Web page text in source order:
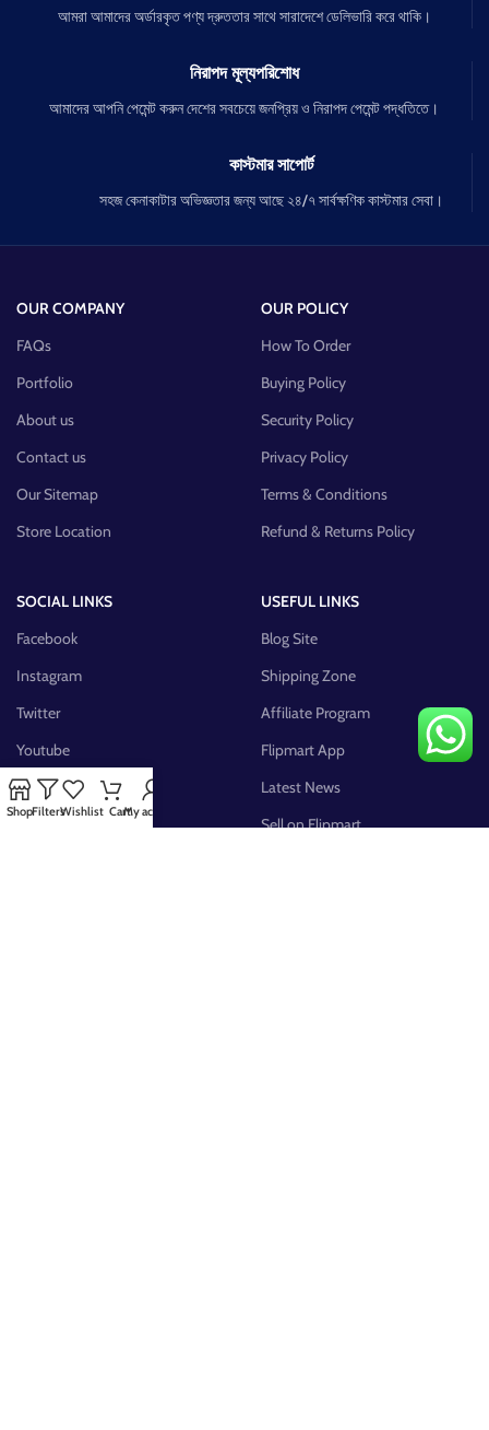
আমরা আমাদের অর্ডারকৃত পণ্য দ্রুততার সাথে সারাদেশে ডেলিভারি করে থাকি।
নিরাপদ মূল্যপরিশোধ
আমাদের আপনি পেমেন্ট করুন দেশের সবচেয়ে জনপ্রিয় ও নিরাপদ পেমেন্ট পদ্ধতিতে।
কাস্টমার সাপোর্ট
সহজ কেনাকাটার অভিজ্ঞতার জন্য আছে ২৪/৭ সার্বক্ষণিক কাস্টমার সেবা।
OUR COMPANY
FAQs
Portfolio
About us
Contact us
Our Sitemap
Store Location
OUR POLICY
How To Order
Buying Policy
Security Policy
Privacy Policy
Terms & Conditions
Refund & Returns Policy
SOCIAL LINKS
Facebook
Instagram
Twitter
Youtube
Pinterest
FB Group
USEFUL LINKS
Blog Site
Shipping Zone
Affiliate Program
Flipmart App
Latest News
Sell on Flipmart
ShopFiltersWishlist CartMy account